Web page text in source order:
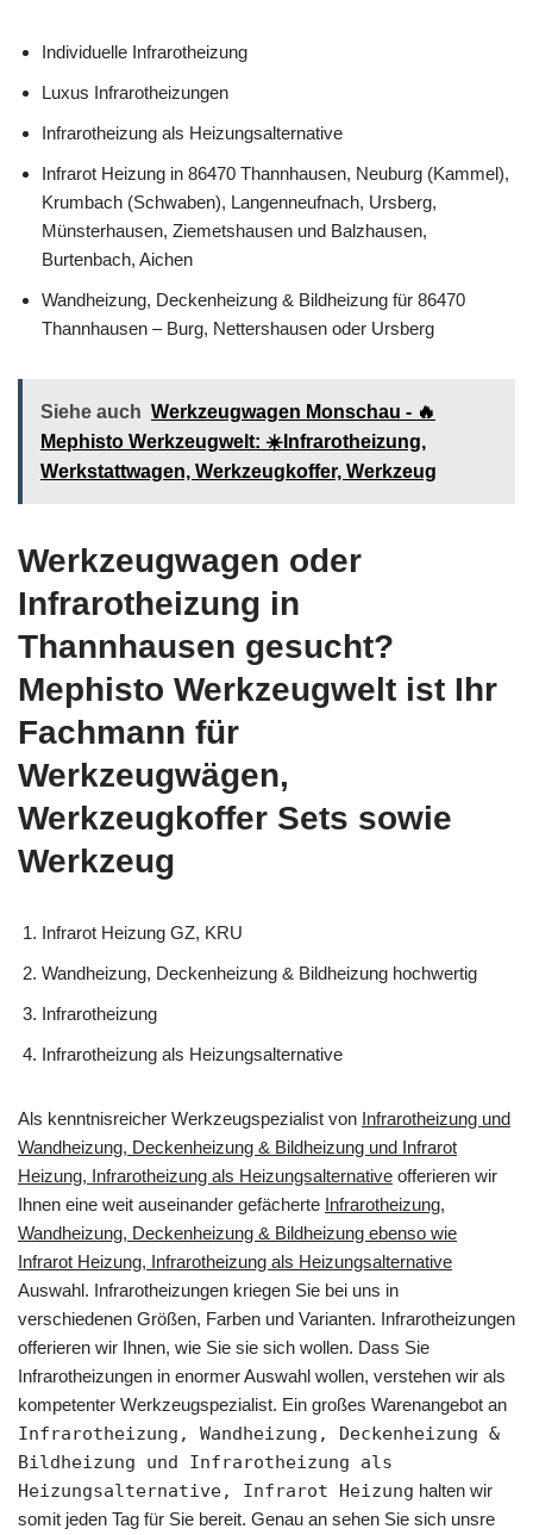
Individuelle Infrarotheizung
Luxus Infrarotheizungen
Infrarotheizung als Heizungsalternative
Infrarot Heizung in 86470 Thannhausen, Neuburg (Kammel),
Krumbach (Schwaben), Langenneufnach, Ursberg,
Münsterhausen, Ziemetshausen und Balzhausen,
Burtenbach, Aichen
Wandheizung, Deckenheizung & Bildheizung für 86470
Thannhausen – Burg, Nettershausen oder Ursberg
Siehe auch Werkzeugwagen Monschau - 🔥
Mephisto Werkzeugwelt: ☀️Infrarotheizung,
Werkstattwagen, Werkzeugkoffer, Werkzeug
Werkzeugwagen oder
Infrarotheizung in
Thannhausen gesucht?
Mephisto Werkzeugwelt ist Ihr
Fachmann für
Werkzeugwägen,
Werkzeugkoffer Sets sowie
Werkzeug
Infrarot Heizung GZ, KRU
Wandheizung, Deckenheizung & Bildheizung hochwertig
Infrarotheizung
Infrarotheizung als Heizungsalternative
Als kenntnisreicher Werkzeugspezialist von Infrarotheizung und
Wandheizung, Deckenheizung & Bildheizung und Infrarot
Heizung, Infrarotheizung als Heizungsalternative offerieren wir
Ihnen eine weit auseinander gefächerte Infrarotheizung,
Wandheizung, Deckenheizung & Bildheizung ebenso wie
Infrarot Heizung, Infrarotheizung als Heizungsalternative
Auswahl. Infrarotheizungen kriegen Sie bei uns in
verschiedenen Größen, Farben und Varianten. Infrarotheizungen
offerieren wir Ihnen, wie Sie sie sich wollen. Dass Sie
Infrarotheizungen in enormer Auswahl wollen, verstehen wir als
kompetenter Werkzeugspezialist. Ein großes Warenangebot an
Infrarotheizung, Wandheizung, Deckenheizung &
Bildheizung und Infrarotheizung als
Heizungsalternative, Infrarot Heizung halten wir
somit jeden Tag für Sie bereit. Genau an sehen Sie sich unsre